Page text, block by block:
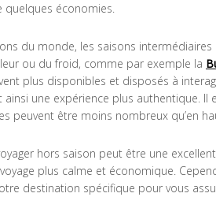
économies.
du monde, les saisons
ou du froid, comme par exemple la
plus disponibles et disposés à
une expérience plus authentique. Il
peuvent être moins nombreux qu’en
hors saison peut être une
plus calme et économique.
destination spécifique pour vous